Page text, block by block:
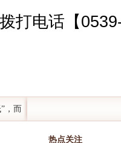
电话【
，而
热点关注